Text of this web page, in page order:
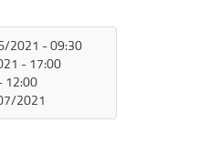
2021 - 09:30
- 17:00
12:00
2021